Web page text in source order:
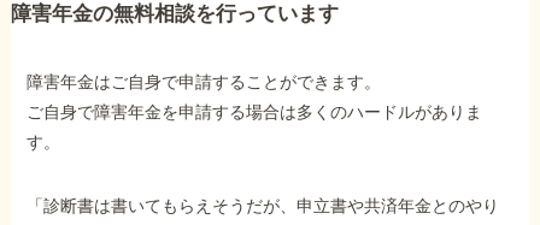
障害年金の無料相談を行っています
障害年金はご自身で申請することができます。
ご自身で障害年金を申請する場合は多くのハードルがありま
す。
「診断書は書いてもらえそうだが、申立書や共済年金とのやり